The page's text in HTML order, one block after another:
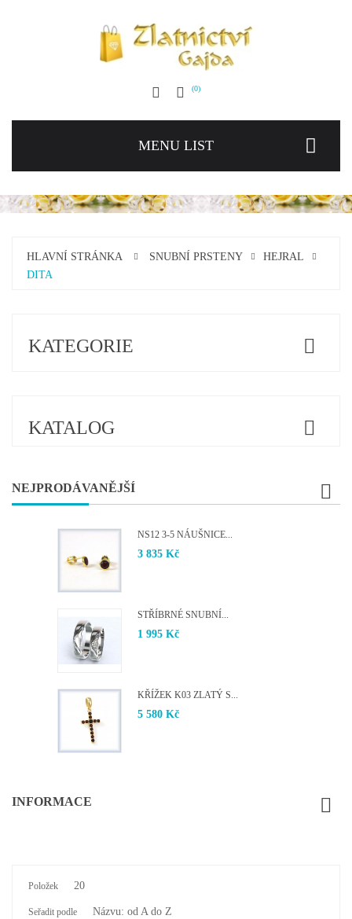
0
MENU LIST
HLAVNÍ STRÁNKA SNUBNÍ PRSTENY
HEJRAL
DITA
KATEGORIE
KATALOG
NEJPRODÁVANĚJŠÍ
NS12 3-5 NÁUŠNICE...
3 835 Kč
STŘÍBRNÉ SNUBNÍ...
1 995 Kč
KŘÍŽEK K03 ZLATÝ S...
INFORMACE
Položek 20
Seřadit podle Názvu: od A do Z